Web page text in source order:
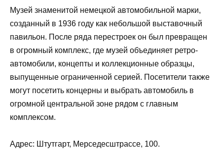
Музей знаменитой немецкой автомобильной марки,
созданный в 1936 году как небольшой выставочный
павильон. После ряда перестроек он был превращен
в огромный комплекс, где музей объединяет ретро-
автомобили, концепты и коллекционные образцы,
выпущенные ограниченной серией. Посетители также
могут посетить концерны и выбрать автомобиль в
огромной центральной зоне рядом с главным
комплексом.
Адрес: Штутгарт, Мерседесштрассе, 100.